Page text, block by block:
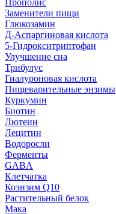
Прополис
Заменители пищи
Глюкозамин
Д-Аспаргиновая кислота
5-Гидрокситриптофан
Улучшение сна
Трибулус
Гиалуроновая кислота
Пищеварительные энзимы
Куркумин
Биотин
Лютеин
Лецитин
Водоросли
Ферменты
GABA
Клетчатка
Коэнзим Q10
Растительный белок
Мака